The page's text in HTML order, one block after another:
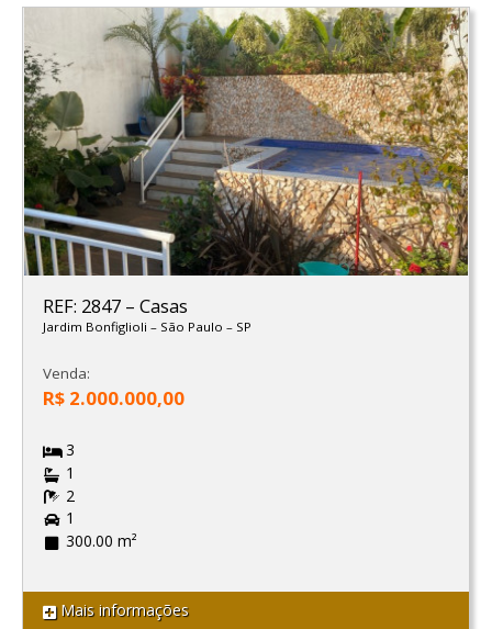
REF: 2847 – Casas
Jardim Bonfiglioli – São Paulo – SP
Venda:
R$ 2.000.000,00
3
1
2
1
300.00 m²
Mais informações